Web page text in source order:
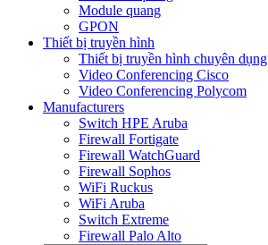
Module quang
GPON
Thiết bị truyền hình
Thiết bị truyền hình chuyên dụng
Video Conferencing Cisco
Video Conferencing Polycom
Manufacturers
Switch HPE Aruba
Firewall Fortigate
Firewall WatchGuard
Firewall Sophos
WiFi Ruckus
WiFi Aruba
Switch Extreme
Firewall Palo Alto